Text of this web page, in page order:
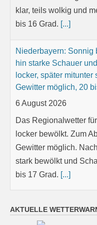
klar, teils wolkig und
bis 16 Grad. [...]
Niederbayern: Sonnig
hin starke Schauer
locker, später
Gewitter möglich, 20
6 August 2026
Das Regionalwetter
locker bewölkt. Zum
Gewitter möglich.
stark bewölkt und
bis 17 Grad. [...]
leichtes Schauer- und
AKTUELLE